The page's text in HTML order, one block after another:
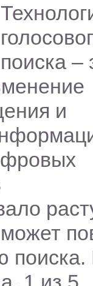
поиска –
и
поиска.